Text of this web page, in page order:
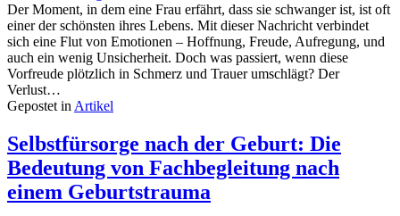
Der Moment, in dem eine Frau erfährt, dass sie schwanger ist, ist oft
einer der schönsten ihres Lebens. Mit dieser Nachricht verbindet
sich eine Flut von Emotionen – Hoffnung, Freude, Aufregung, und
auch ein wenig Unsicherheit. Doch was passiert, wenn diese
Vorfreude plötzlich in Schmerz und Trauer umschlägt? Der
Verlust…
Gepostet in Artikel
Selbstfürsorge nach der Geburt: Die
Bedeutung von Fachbegleitung nach
einem Geburtstrauma